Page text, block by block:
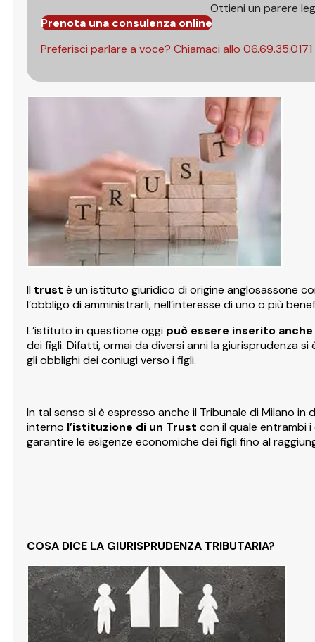
Ottieni un parere
Prenota una consulenza online
Preferisci parlare a voce? Chiamaci allo 06.69.35.0171
Il trust è un istituto giuridico di origine anglosassone
l’obbligo di amministrarli, nell’interesse di uno o più
L’istituto in questione oggi può essere inserito
dei figli. Difatti, ormai da diversi anni la giurisprudenza
gli obblighi dei coniugi verso i figli.
In tal senso si è espresso anche il Tribunale di Milano
interno l’istituzione di un Trust con il quale entrambi
garantire le esigenze economiche dei figli fino al
COSA DICE LA GIURISPRUDENZA TRIBUTARIA?